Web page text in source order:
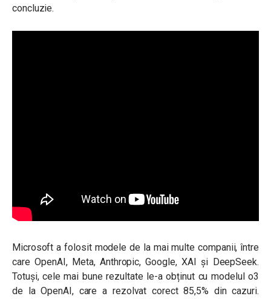
concluzie.
Microsoft a folosit modele de la mai multe companii, între
care OpenAI, Meta, Anthropic, Google, XAI și DeepSeek.
Totuși, cele mai bune rezultate le-a obținut cu modelul o3
de la OpenAI, care a rezolvat corect 85,5% din cazuri.